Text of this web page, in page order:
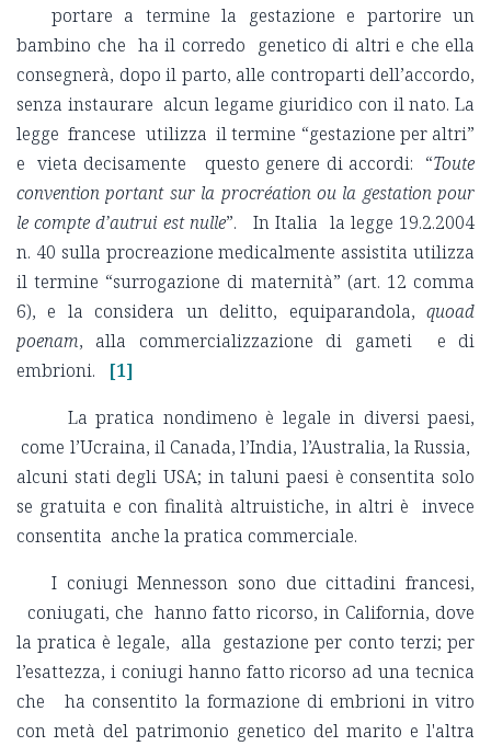
portare a termine la gestazione e partorire un
bambino che ha il corredo genetico di altri e che ella
consegnerà, dopo il parto, alle controparti dell’accordo,
senza instaurare alcun legame giuridico con il nato. La
legge francese utilizza il termine “gestazione per altri”
e vieta decisamente questo genere di accordi: “Toute
convention portant sur la procréation ou la gestation pour
le compte d’autrui est nulle”. In Italia la legge 19.2.2004
n. 40 sulla procreazione medicalmente assistita utilizza
il termine “surrogazione di maternità” (art. 12 comma
6), e la considera un delitto, equiparandola, quoad
poenam, alla commercializzazione di gameti e di
embrioni.
[1]
La pratica nondimeno è legale in diversi paesi,
come l’Ucraina, il Canada, l’India, l’Australia, la Russia,
alcuni stati degli USA; in taluni paesi è consentita solo
se gratuita e con finalità altruistiche, in altri è invece
consentita anche la pratica commerciale.
I coniugi Mennesson sono due cittadini francesi,
coniugati, che hanno fatto ricorso, in California, dove
la pratica è legale, alla gestazione per conto terzi; per
l’esattezza, i coniugi hanno fatto ricorso ad una tecnica
che ha consentito la formazione di embrioni in vitro
con metà del patrimonio genetico del marito e l'altra